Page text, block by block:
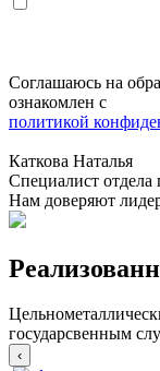
Соглашаюсь на
ознакомлен с
политикой
Каткова Наталья
Специалист отдела
Нам доверяют
государсвенным
‹